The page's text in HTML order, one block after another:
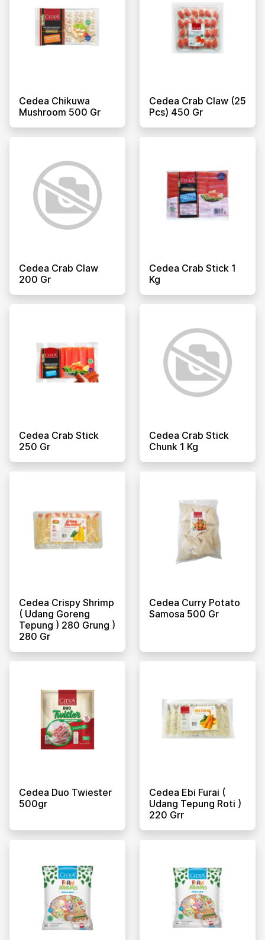
Cedea Chikuwa
Mushroom 500 Gr
Cedea Crab Claw (25
Pcs) 450 Gr
Cedea Crab Claw
200 Gr
Cedea Crab Stick 1
Kg
Cedea Crab Stick
250 Gr
Cedea Crab Stick
Chunk 1 Kg
Cedea Crispy Shrimp
( Udang Goreng
Tepung ) 280 Grung )
280 Gr
Cedea Curry Potato
Samosa 500 Gr
Cedea Duo Twiester
500gr
Cedea Ebi Furai (
Udang Tepung Roti )
220 Grr